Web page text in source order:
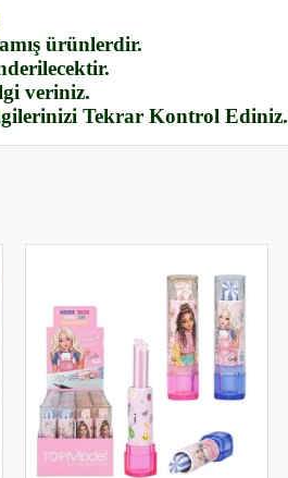
ürünlerdir.
veriniz.
Tekrar Kontrol Ediniz.